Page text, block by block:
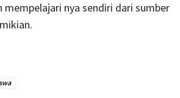
nya sendiri dari sumber